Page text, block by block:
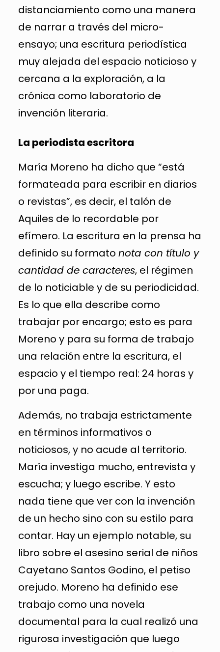
distanciamiento como una manera
de narrar a través del micro-
ensayo; una escritura periodística
muy alejada del espacio noticioso y
cercana a la exploración, a la
crónica como laboratorio de
invención literaria.
La periodista escritora
María Moreno ha dicho que “está
formateada para escribir en diarios
o revistas”, es decir, el talón de
Aquiles de lo recordable por
efímero. La escritura en la prensa ha
definido su formato nota con título y
cantidad de caracteres, el régimen
de lo noticiable y de su periodicidad.
Es lo que ella describe como
trabajar por encargo; esto es para
Moreno y para su forma de trabajo
una relación entre la escritura, el
espacio y el tiempo real: 24 horas y
por una paga.
Además, no trabaja estrictamente
en términos informativos o
noticiosos, y no acude al territorio.
María investiga mucho, entrevista y
escucha; y luego escribe. Y esto
nada tiene que ver con la invención
de un hecho sino con su estilo para
contar. Hay un ejemplo notable, su
libro sobre el asesino serial de niños
Cayetano Santos Godino, el petiso
orejudo. Moreno ha definido ese
trabajo como una novela
documental para la cual realizó una
rigurosa investigación que luego